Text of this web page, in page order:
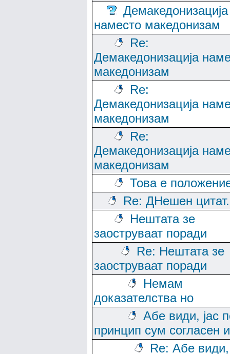
Демакедонизација
наместо македонизам
Re:
Демакедонизација
македонизам
Re:
Демакедонизација
македонизам
Re:
Демакедонизација
македонизам
Това е
Re: ДНешен
Нештата зе
заоструваат поради
Re: Нештата зе
заоструваат поради
Немам
доказателства но
Абе види, јас
принцип сум согласен
Re: Абе види,